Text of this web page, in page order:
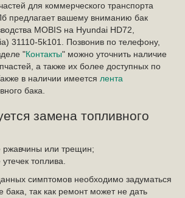
для коммерческого транспорта
предлагает вашему вниманию бак
MOBIS на Hyundai HD72,
31110-5k101. Позвонив по телефону,
"Контакты" можно уточнить наличие
а также их более доступных по
в наличии имеется лента
бака.
замена топливного
ржавчины или трещин;
топлива.
симптомов необходимо задуматься
бака, так как ремонт может не дать